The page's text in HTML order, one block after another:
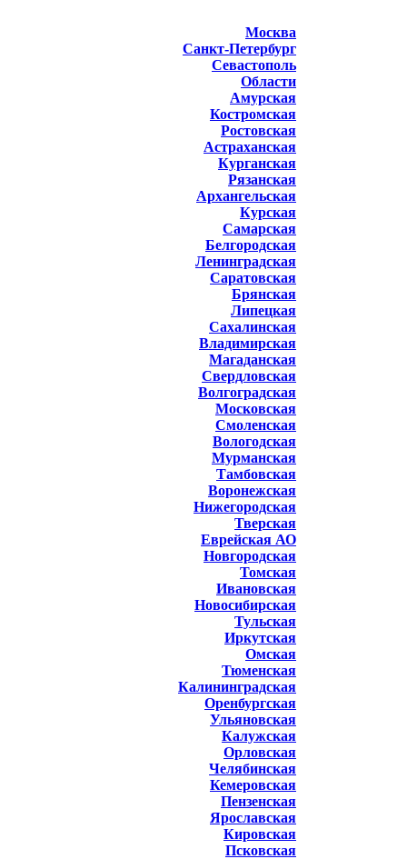
Москва
Санкт-Петербург
Севастополь
Области
Амурская
Костромская
Ростовская
Астраханская
Курганская
Рязанская
Архангельская
Курская
Самарская
Белгородская
Ленинградская
Саратовская
Брянская
Липецкая
Сахалинская
Владимирская
Магаданская
Свердловская
Волгоградская
Московская
Смоленская
Вологодская
Мурманская
Тамбовская
Воронежская
Нижегородская
Тверская
Еврейская АО
Новгородская
Томская
Ивановская
Новосибирская
Тульская
Иркутская
Омская
Тюменская
Калининградская
Оренбургская
Ульяновская
Калужская
Орловская
Челябинская
Кемеровская
Пензенская
Ярославская
Кировская
Псковская